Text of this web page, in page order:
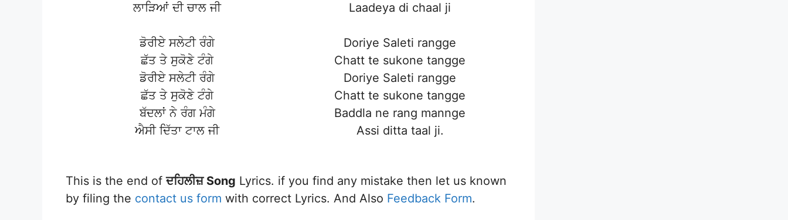
ਲਾੜਿਆਂ ਦੀ ਚਾਲ ਜੀ
ਡੋਰੀਏ ਸਲੇਟੀ ਰੰਗੇ
ਛੱਤ ਤੇ ਸੁਕੋਣੇ ਟੰਗੇ
ਡੋਰੀਏ ਸਲੇਟੀ ਰੰਗੇ
ਛੱਤ ਤੇ ਸੁਕੋਣੇ ਟੰਗੇ
ਬੱਦਲਾਂ ਨੇ ਰੰਗ ਮੰਗੇ
ਐਸੀ ਦਿੱਤਾ ਟਾਲ ਜੀ
Laadeya di chaal ji
Doriye Saleti rangge
Chatt te sukone tangge
Doriye Saleti rangge
Chatt te sukone tangge
Baddla ne rang mannge
Assi ditta taal ji.
This is the end ofਦਹਿਲੀਜ਼ Song Lyrics. if you find any mistake then let us known
by filing the contact us form with correct Lyrics. And Also Feedback Form.